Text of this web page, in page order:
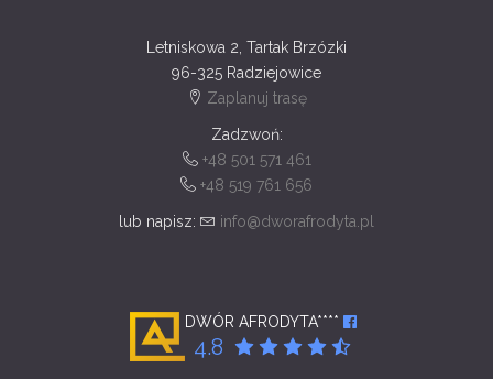
Letniskowa 2, Tartak Brzózki
96-325 Radziejowice
Zaplanuj trasę
Zadzwoń:
+48 501 571 461
+48 519 761 656
lub napisz: info@dworafrodyta.pl
DWÓR AFRODYTA****
4.8